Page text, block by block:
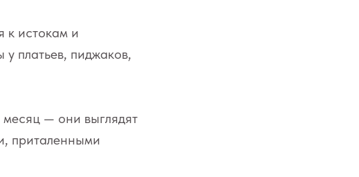
к истокам и
платьев, пиджаков,
— они выглядят
приталенными